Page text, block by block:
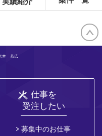
本 恭広
仕事を
受注したい
募集中のお仕事